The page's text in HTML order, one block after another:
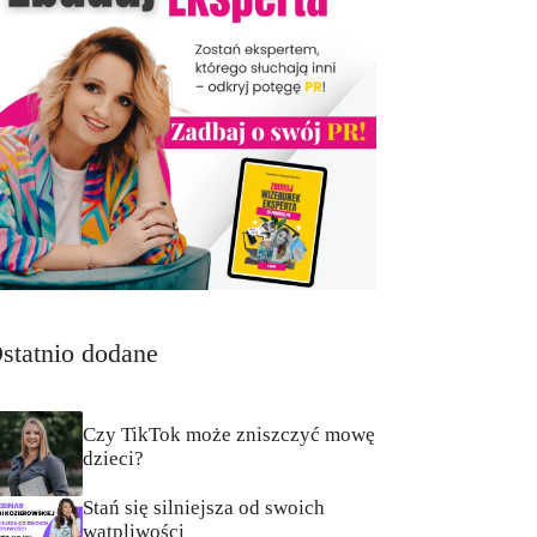
dodane
Czy TikTok może zniszczyć mowę
dzieci?
Stań się silniejsza od swoich
wątpliwości